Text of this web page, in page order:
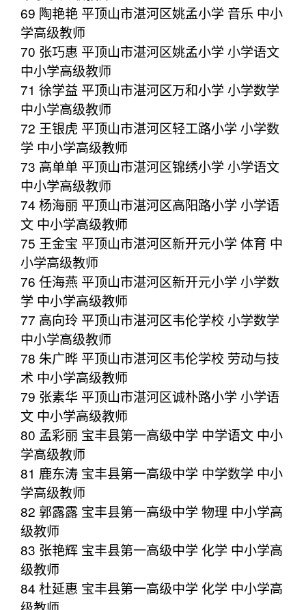
69 陶艳艳 平顶山市湛河区姚孟小学 音乐 中小
学高级教师
70 张巧惠 平顶山市湛河区姚孟小学 小学语文
中小学高级教师
71 徐学益 平顶山市湛河区万和小学 小学数学
中小学高级教师
72 王银虎 平顶山市湛河区轻工路小学 小学数
学 中小学高级教师
73 高单单 平顶山市湛河区锦绣小学 小学语文
中小学高级教师
74 杨海丽 平顶山市湛河区高阳路小学 小学语
文 中小学高级教师
75 王金宝 平顶山市湛河区新开元小学 体育 中
小学高级教师
76 任海燕 平顶山市湛河区新开元小学 小学数
学 中小学高级教师
77 高向玲 平顶山市湛河区韦伦学校 小学数学
中小学高级教师
78 朱广晔 平顶山市湛河区韦伦学校 劳动与技
术 中小学高级教师
79 张素华 平顶山市湛河区诚朴路小学 小学语
文 中小学高级教师
80 孟彩丽 宝丰县第一高级中学 中学语文 中小
学高级教师
81 鹿东涛 宝丰县第一高级中学 中学数学 中小
学高级教师
82 郭露露 宝丰县第一高级中学 物理 中小学高
级教师
83 张艳辉 宝丰县第一高级中学 化学 中小学高
级教师
84 杜延惠 宝丰县第一高级中学 化学 中小学高